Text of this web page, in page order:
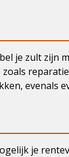
je zult zijn
evenals
je